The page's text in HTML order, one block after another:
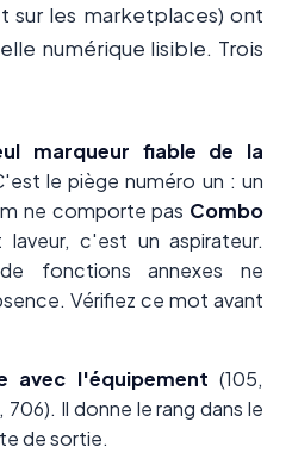
sur les marketplaces) ont
numérique lisible. Trois
marqueur fiable de la
le piège numéro un : un
ne comporte pas Combo
c'est un aspirateur.
fonctions annexes ne
Vérifiez ce mot avant
avec l'équipement (105,
Il donne le rang dans le
de sortie.